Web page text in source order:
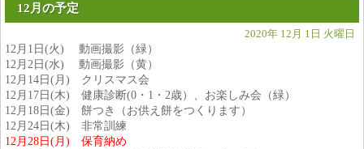
12月の予定
2020年 12月 1日 火曜日
12月1日(火) 動画撮影（緑）
12月2日(水) 動画撮影（黄）
12月14日(月) クリスマス会
12月17日(木) 健康診断(0・1・2歳）、お楽しみ会（緑）
12月18日(金) 餅つき（お供え餅をつくります）
12月24日(木) 非常訓練
12月28日(月) 保育納め